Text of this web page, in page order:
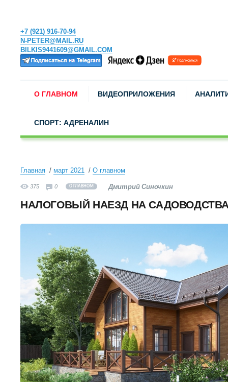
+7 (921) 916-70-94
N-PETER@MAIL.RU
BILKIS9441609@GMAIL.COM
О ГЛАВНОМ ВИДЕОПРИЛОЖЕНИЯ
СПОРТ: АДРЕНАЛИН
Главная март 2021 О главном
375 0 О ГЛАВНОМ Дмитрий Синочкин
НАЛОГОВЫЙ НАЕЗД НА